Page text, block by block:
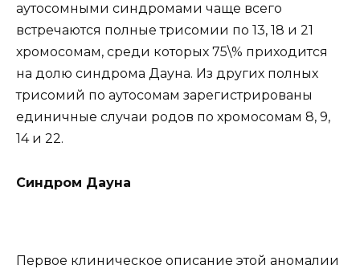
аутосомными синдромами чаще всего
встречаются полные трисомии по 13, 18 и 21
хромосомам, среди которых 75\% приходится
на долю синдрома Дауна. Из других полных
трисомий по аутосомам зарегистрированы
единичные случаи родов по хромосомам 8, 9,
14 и 22.
Синдром Дауна
Первое клиническое описание этой аномалии